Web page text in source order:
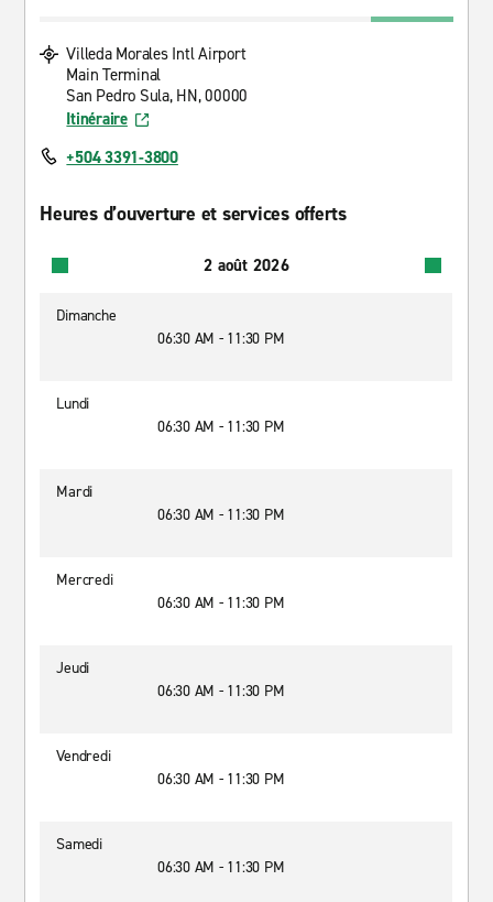
Villeda Morales Intl Airport
Main Terminal
San Pedro Sula, HN, 00000
Itinéraire
+504 3391-3800
Heures d’ouverture et services offerts
2 août 2026
Dimanche
06:30 AM - 11:30 PM
Lundi
06:30 AM - 11:30 PM
Mardi
06:30 AM - 11:30 PM
Mercredi
06:30 AM - 11:30 PM
Jeudi
06:30 AM - 11:30 PM
Vendredi
06:30 AM - 11:30 PM
Samedi
06:30 AM - 11:30 PM